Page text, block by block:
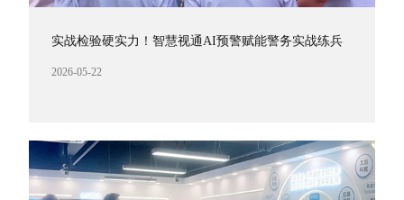
实战检验硬实力！智慧视通AI预警赋能警务实战练兵
2026-05-22